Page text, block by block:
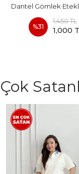
Dantel Gömlek
%31
1,450 TL
1,000
Çok